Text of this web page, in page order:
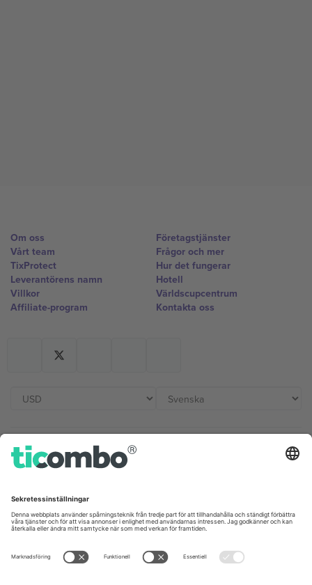
Om oss
Vårt team
TixProtect
Leverantörens namn
Villkor
Affiliate-program
Företagstjänster
Frågor och mer
Hur det fungerar
Hotell
Världscupcentrum
Kontakta oss
Kontor och support
Unter den Linden 24, 10117
Berlin, Germany
London, EC1V 1AW, United
Kingdom
United States
Switzerland